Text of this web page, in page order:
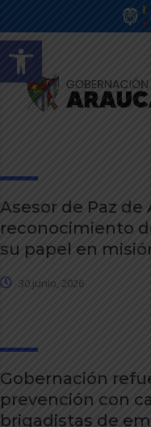
Abrir barra de
Asesor de Paz de
reconocimiento
su papel en
30 junio, 2026
Gobernación
prevención con
brigadistas de